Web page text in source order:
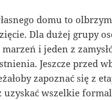
domu to
Dla dużej grupy
marzeń i jeden z
Jeszcze przed
zapoznać się z
uzyskać wszelkie